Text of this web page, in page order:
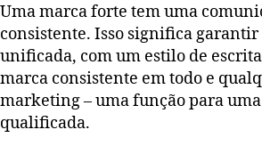
Uma marca forte tem uma
consistente. Isso significa
unificada, com um estilo de
marca consistente em todo e
marketing – uma função para
qualificada.